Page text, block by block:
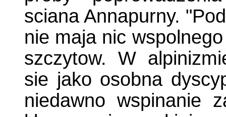
sciana Annapurny.
nie maja nic
szczytow. W
sie jako osobna
niedawno wspinanie